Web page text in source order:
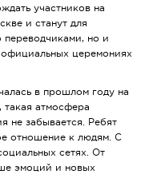
участников на
и станут для
но и
официальных церемониях
в прошлом году на
такая атмосфера
не забывается. Ребят
отношение к людям. С
сетях. От
эмоций и новых